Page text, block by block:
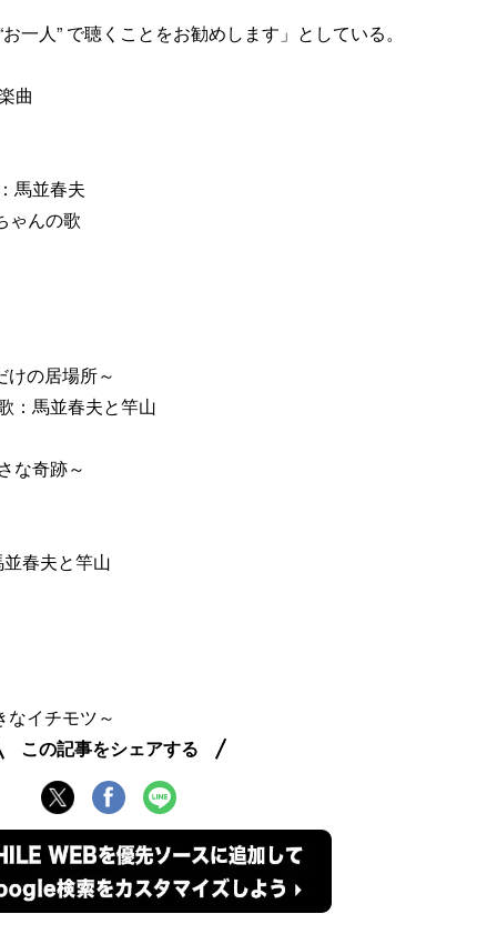
一人” で聴くことをお勧めします」としている。
曲
馬並春夫
ゃんの歌
の居場所～
：馬並春夫と竿山
な奇跡～
春夫と竿山
なイチモツ～
この記事をシェアする